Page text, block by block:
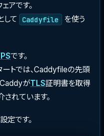
アです。
して Caddyfile
を使う
です。
ートでは、Caddyfileの先頭
CaddyがTLS証明書を取得
れています。
定です。